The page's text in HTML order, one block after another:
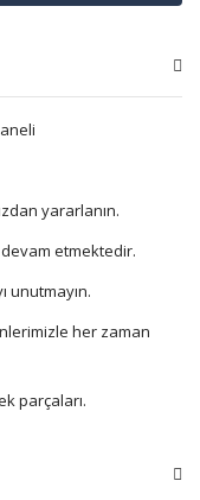
yararlanın.
etmektedir.
unutmayın.
her zaman
parçaları.